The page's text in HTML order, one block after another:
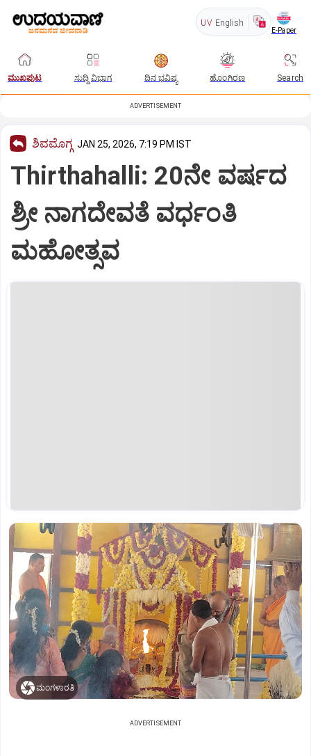
UV English
E-Paper
ಮುಖಪುಟ ಸುದ್ದಿ ವಿಭಾಗ ದಿನ ಭವಿಷ್ಯ ಹೊಂಗಿರಣ Search
ADVERTISEMENT
ಶಿವಮೊಗ್ಗ JAN 25, 2026, 7:19 PM IST
Thirthahalli: 20ನೇ ವರ್ಷದ
ಶ್ರೀ ನಾಗದೇವತೆ ವರ್ಧಂತಿ
ಮಹೋತ್ಸವ
ಮಂಗಳಾರತಿ
ADVERTISEMENT